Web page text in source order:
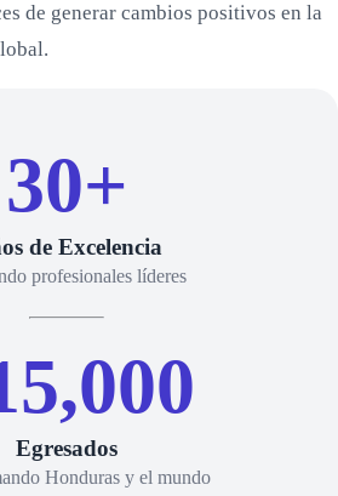
de generar cambios positivos en la
30+
de Excelencia
profesionales líderes
Egresados
Honduras y el mundo